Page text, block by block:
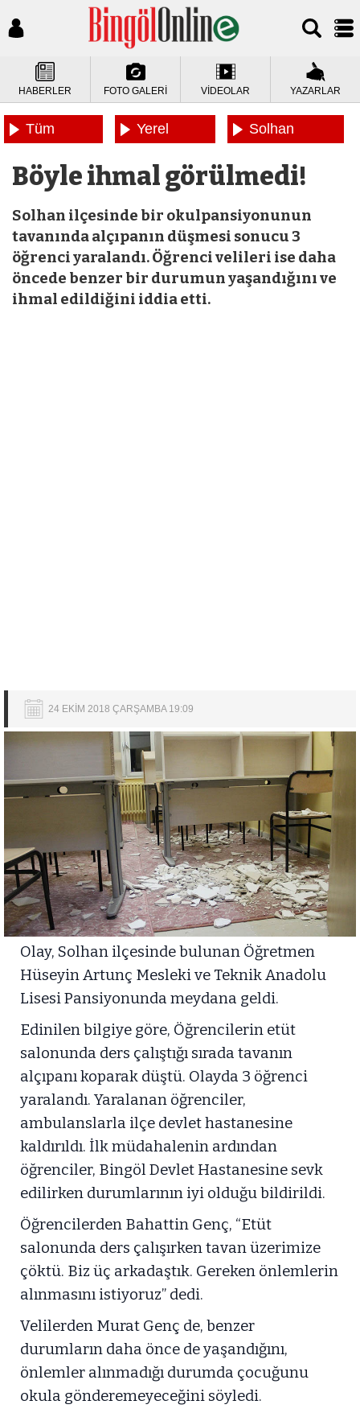
HABERLER FOTO GALERİ VİDEOLAR YAZARLAR
Tüm
Yerel
Solhan
Böyle ihmal görülmedi!
Solhan ilçesinde bir okulpansiyonunun
tavanında alçıpanın düşmesi sonucu 3
öğrenci yaralandı. Öğrenci velileri ise daha
öncede benzer bir durumun yaşandığını ve
ihmal edildiğini iddia etti.
24 EKİM 2018 ÇARŞAMBA 19:09
Olay, Solhan ilçesinde bulunan Öğretmen
Hüseyin Artunç Mesleki ve Teknik Anadolu
Lisesi Pansiyonunda meydana geldi.
Edinilen bilgiye göre, Öğrencilerin etüt
salonunda ders çalıştığı sırada tavanın
alçıpanı koparak düştü. Olayda 3 öğrenci
yaralandı. Yaralanan öğrenciler,
ambulanslarla ilçe devlet hastanesine
kaldırıldı. İlk müdahalenin ardından
öğrenciler, Bingöl Devlet Hastanesine sevk
edilirken durumlarının iyi olduğu bildirildi.
Öğrencilerden Bahattin Genç, “Etüt
salonunda ders çalışırken tavan üzerimize
çöktü. Biz üç arkadaştık. Gereken önlemlerin
alınmasını istiyoruz” dedi.
Velilerden Murat Genç de, benzer
durumların daha önce de yaşandığını,
önlemler alınmadığı durumda çocuğunu
okula gönderemeyeceğini söyledi.